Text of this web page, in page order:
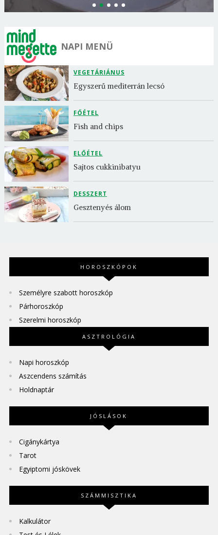
NAPI MENÜ
VEGETÁRIÁNUS
Egyszerű mediterrán lecsó
FŐÉTEL
Fish and chips
ELŐÉTEL
Sajtos cukkinibatyu
DESSZERT
Gesztenyés álom
HOROSZKÓPOK
Személyre szabott horoszkóp
Párhoroszkóp
Szerelmi horoszkóp
ASZTROLÓGIA
Napi horoszkóp
Aszcendens számítás
Holdnaptár
JÓSLÁSOK
Cigánykártya
Tarot
Egyiptomi jóskövek
SZÁMMISZTIKA
Kalkulátor